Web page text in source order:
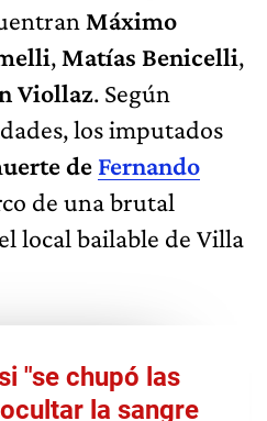
Máximo
, Matías Benicelli,
Viollaz. Según
los imputados
de Fernando
de una brutal
local bailable de Villa
"se chupó las
la sangre